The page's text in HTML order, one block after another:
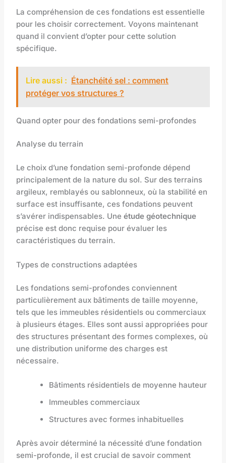
La compréhension de ces fondations est essentielle
pour les choisir correctement. Voyons maintenant
quand il convient d’opter pour cette solution
spécifique.
Lire aussi : Étanchéité sel : comment
protéger vos structures ?
Quand opter pour des fondations semi-profondes
Analyse du terrain
Le choix d’une fondation semi-profonde dépend
principalement de la nature du sol. Sur des terrains
argileux, remblayés ou sablonneux, où la stabilité en
surface est insuffisante, ces fondations peuvent
s’avérer indispensables. Uneétude géotechnique
précise est donc requise pour évaluer les
caractéristiques du terrain.
Types de constructions adaptées
Les fondations semi-profondes conviennent
particulièrement aux bâtiments de taille moyenne,
tels que les immeubles résidentiels ou commerciaux
à plusieurs étages. Elles sont aussi appropriées pour
des structures présentant des formes complexes, où
une distribution uniforme des charges est
nécessaire.
Bâtiments résidentiels de moyenne hauteur
Immeubles commerciaux
Structures avec formes inhabituelles
Après avoir déterminé la nécessité d’une fondation
semi-profonde, il est crucial de savoir comment